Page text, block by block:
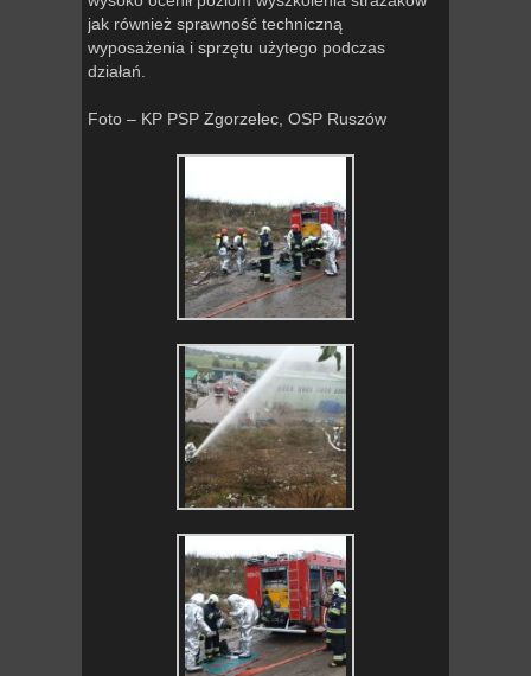
jak również sprawność techniczną
wyposażenia i sprzętu użytego podczas
działań.
Foto – KP PSP Zgorzelec, OSP Ruszów